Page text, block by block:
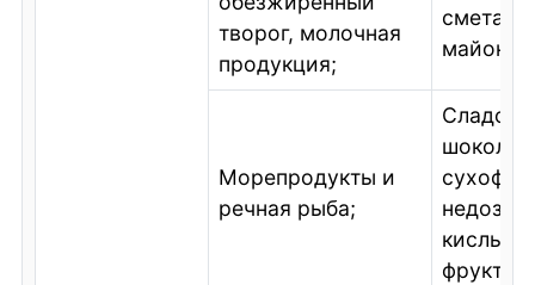
творог, молочная
продукция;
сметану
майонез;
Морепродукты и
речная рыба;
кислых
фруктов;